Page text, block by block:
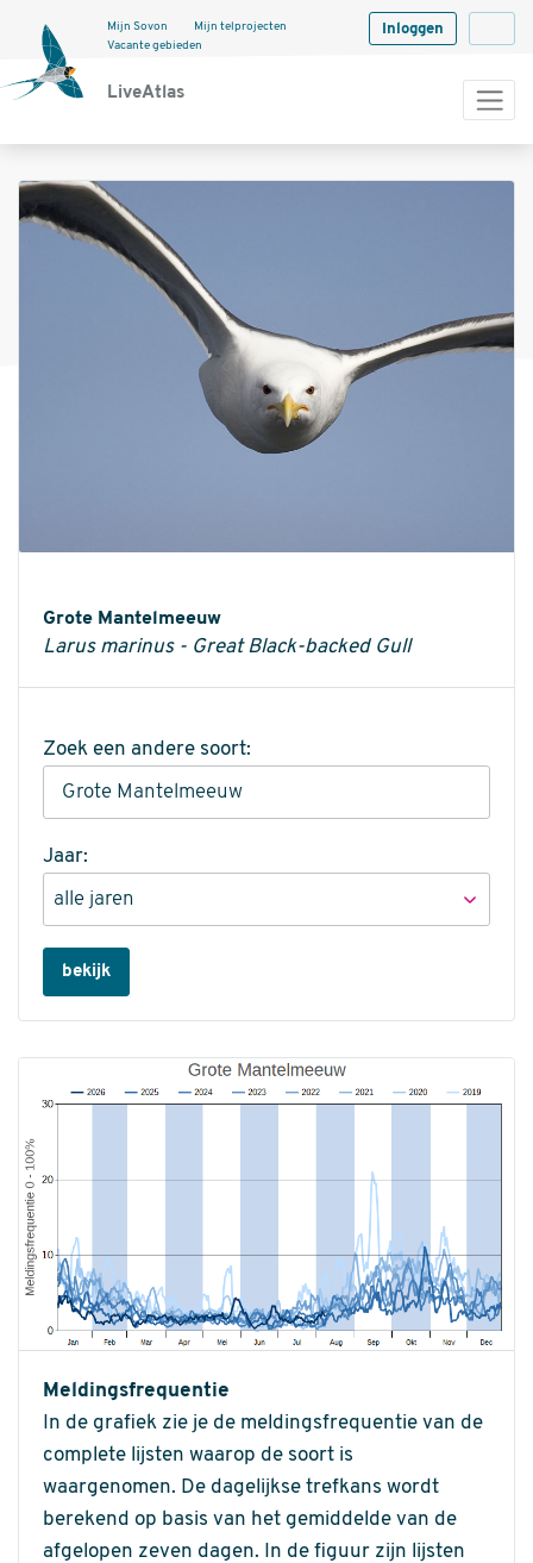
LiveAtlas
Mijn Sovon
Mijn telprojecten
Vacante gebieden
Inloggen
Grote Mantelmeeuw
Larus marinus - Great Black-backed Gull
Zoek een andere soort:
Jaar:
bekijk
Meldingsfrequentie
In de grafiek zie je de meldingsfrequentie van de
complete lijsten waarop de soort is
waargenomen. De dagelijkse trefkans wordt
berekend op basis van het gemiddelde van de
afgelopen zeven dagen. In de figuur zijn lijsten